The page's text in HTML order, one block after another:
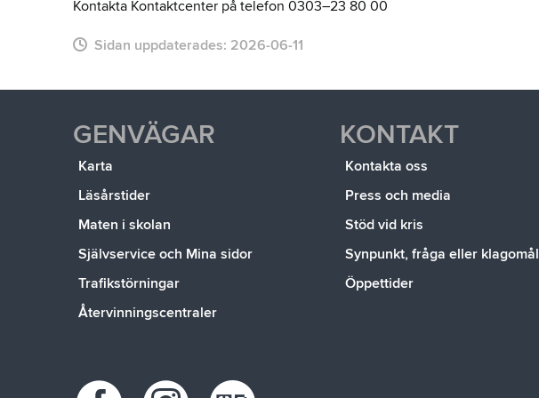
Kontakta Kontaktcenter på telefon 0303–23 80 00
Sidan uppdaterades: 2026-06-11
GENVÄGAR
Karta
Läsårstider
Maten i skolan
Självservice och Mina sidor
Trafikstörningar
Återvinningscentraler
KONTAKT
Kontakta oss
Press och media
Stöd vid kris
Synpunkt, fråga eller klagomål
Öppettider